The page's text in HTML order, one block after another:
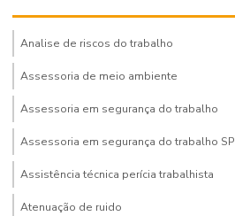
Analise de riscos do trabalho
Assessoria de meio ambiente
Assessoria em segurança do trabalho
Assessoria em segurança do trabalho SP
Assistência técnica perícia trabalhista
Atenuação de ruido